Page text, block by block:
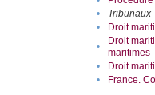
•
Tribunaux
•
Droit
•
Droit
maritimes
• Droit
•
France.